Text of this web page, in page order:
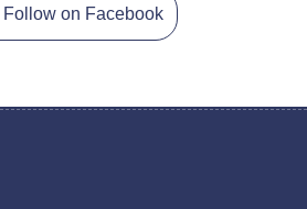
Follow on Facebook